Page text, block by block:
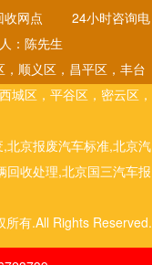
回收网点 24小时咨询电
陈先生
顺义区，昌平区，丰台
城区，平谷区，密云区，
北京报废汽车标准,北京汽
回收处理,北京国三汽车报
有.All Rights Reserved.